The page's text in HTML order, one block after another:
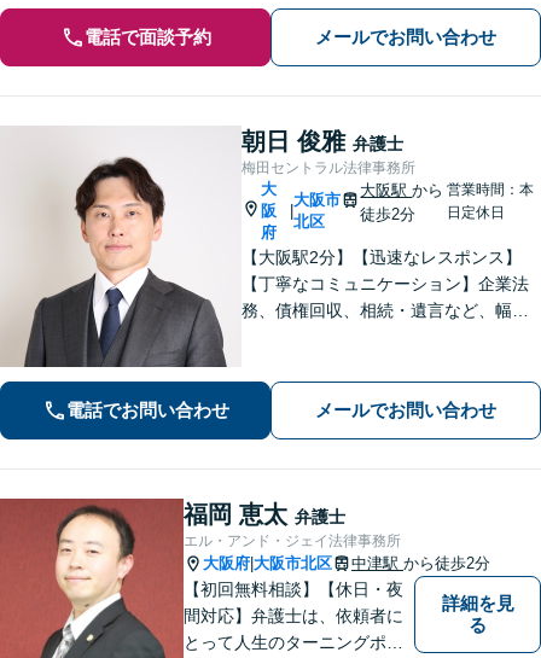
電話で面談予約 メールでお問い合わせ
朝日 俊雅 弁護士
梅田セントラル法律事務所
大
阪
府
大阪市
北区
大阪駅から
徒歩2分
営業時間：本
日定休日
【大阪駅2分】【迅速なレスポンス】
【丁寧なコミュニケーション】企業法
務、債権回収、相続・遺言など、幅広
意識しております。お気軽にご相談く
ださい。【企業顧問実績多数】
電話でお問い合わせ メールでお問い合わせ
福岡 恵太 弁護士
エル・アンド・ジェイ法律事務所
大阪府 大阪市北区 中津駅 から徒歩2分
【初回無料相談】【休日・夜
間対応】弁護士は、依頼者に
とって人生のターニングポイ
詳細を見
る